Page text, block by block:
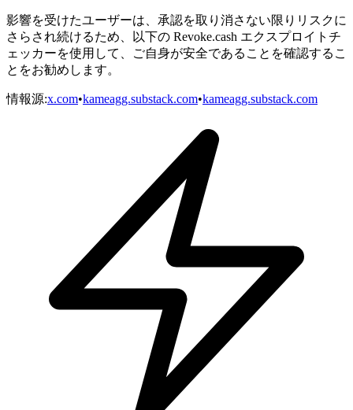
影響を受けたユーザーは、承認を取り消さない限りリスクに
さらされ続けるため、以下の Revoke.cash エクスプロイトチ
ェッカーを使用して、ご自身が安全であることを確認するこ
とをお勧めします。
情報源:x.com•kameagg.substack.com•kameagg.substack.com